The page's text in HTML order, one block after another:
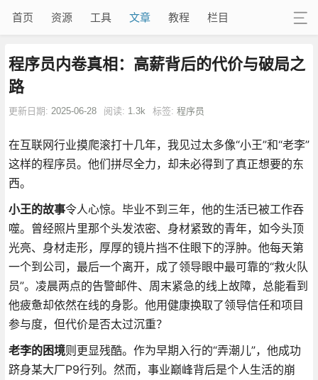
首页 资源 工具 文章 教程 栏目
程序员内卷真相：高薪背后的代价与破局之
路
更新日期: 2025-06-28 阅读: 1.3k 标签: 程序员
在互联网行业摸爬滚打十几年，我见过太多像“小王”和“老李”
这样的程序员。他们拼尽全力，却未必得到了真正想要的东
西。
小王的故事令人心惊。毕业不到三年，他的生活已被工作吞
噬。曾经照片里那个头发浓密、身材紧致的青年，如今头顶
光亮、身材走形，厚厚的镜片挡不住眼下的浮肿。他每天第
一个到公司，最后一个离开，成了领导眼中最可靠的“救火队
员”。凌晨两点的告警邮件、周末紧急的线上故障，总能看到
他疲惫却依然在线的身影。他用健康换取了领导信任和项目
参与度，但代价是否太过沉重？
老李的困境则更显残酷。作为早期入行的“弄潮儿”，他成功
跻身某大厂P9行列。然而，事业巅峰背后是个人生活的崩